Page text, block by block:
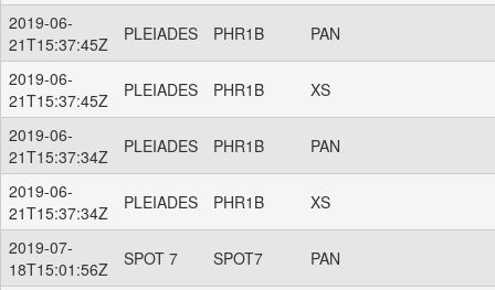
2019-06-
21T15:37:45Z
PLEIADES PHR1B PAN
2019-06-
21T15:37:45Z
PLEIADES PHR1B XS
2019-06-
21T15:37:34Z
PLEIADES PHR1B PAN
2019-06-
21T15:37:34Z
PLEIADES PHR1B XS
2019-07-
18T15:01:56Z
SPOT 7 SPOT7 PAN